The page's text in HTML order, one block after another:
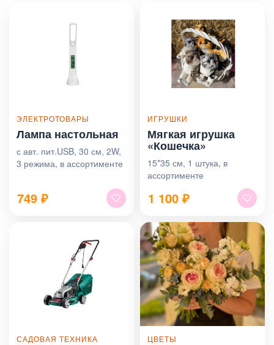
ЭЛЕКТРОТОВАРЫ
Лампа настольная
с авт. пит.USB, 30 см, 2W,
3 режима, в ассортименте
749 ₽
ИГРУШКИ
Мягкая игрушка
«Кошечка»
15*35 см, 1 штука, в
ассортименте
1 100 ₽
САДОВАЯ ТЕХНИКА ЦВЕТЫ